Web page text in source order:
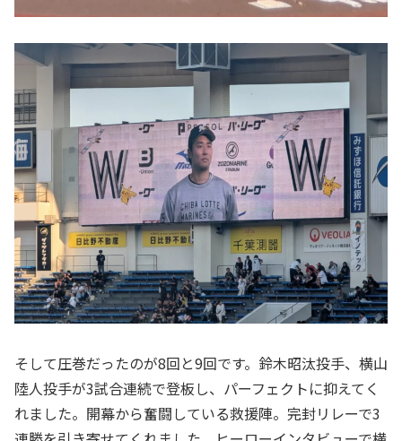
そして圧巻だったのが8回と9回です。鈴木昭汰投手、横山
陸人投手が3試合連続で登板し、パーフェクトに抑えてく
れました。開幕から奮闘している救援陣。完封リレーで3